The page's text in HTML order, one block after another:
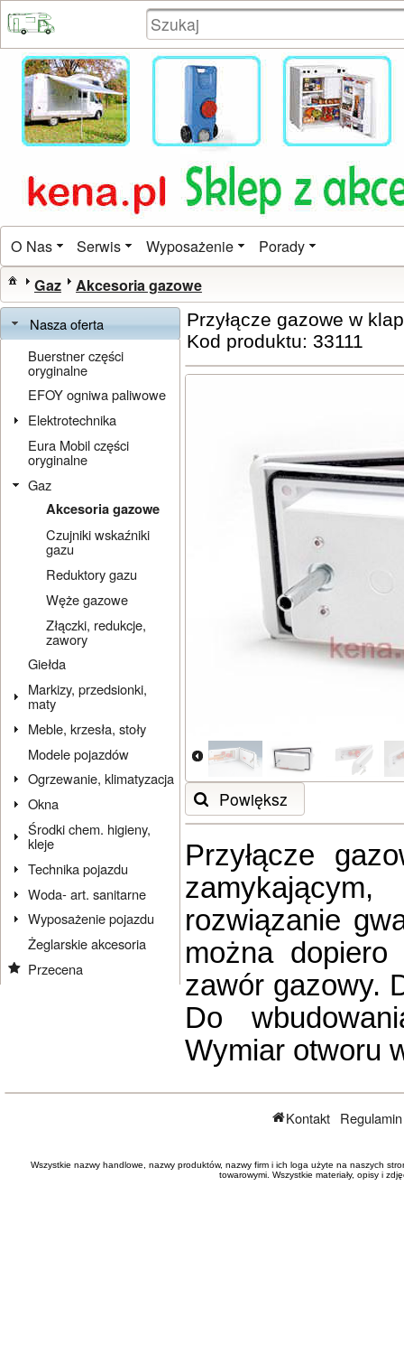
O Nas Serwis Wyposażenie Porady
Gaz Akcesoria gazowe
Nasza oferta
Buerstner części
oryginalne
EFOY ogniwa paliwowe
Elektrotechnika
Eura Mobil części
oryginalne
Gaz
Akcesoria gazowe
Czujniki wskaźniki
gazu
Reduktory gazu
Węże gazowe
Złączki, redukcje,
zawory
Giełda
Markizy, przedsionki,
maty
Meble, krzesła, stoły
Modele pojazdów
Ogrzewanie, klimatyzacja
Okna
Środki chem. higieny,
kleje
Technika pojazdu
Woda- art. sanitarne
Wyposażenie pojazdu
Żeglarskie akcesoria
Przecena
Przyłącze gazowe w
Kod produktu: 33111
Powiększ
Przyłącze
rozwiązanie
można
zawór gazowy.
Do
Wymiar otworu
Kontakt
Wszystkie nazwy handlowe, nazwy produktów, nazwy firm i ich loga użyte na naszych
towarowymi. Wszystkie materiały, opisy i